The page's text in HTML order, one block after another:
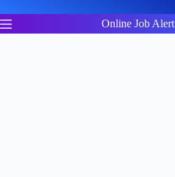
to
content
Online Job Alert